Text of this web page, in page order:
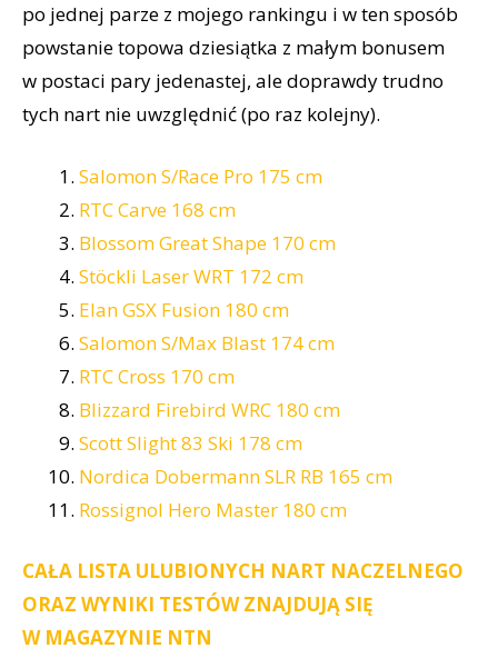
po jednej parze z mojego rankingu i w ten sposób
powstanie topowa dziesiątka z małym bonusem
w postaci pary jedenastej, ale doprawdy trudno
tych nart nie uwzględnić (po raz kolejny).
Salomon S/Race Pro 175 cm
RTC Carve 168 cm
Blossom Great Shape 170 cm
Stöckli Laser WRT 172 cm
Elan GSX Fusion 180 cm
Salomon S/Max Blast 174 cm
RTC Cross 170 cm
Blizzard Firebird WRC 180 cm
Scott Slight 83 Ski 178 cm
Nordica Dobermann SLR RB 165 cm
Rossignol Hero Master 180 cm
CAŁA LISTA ULUBIONYCH NART NACZELNEGO
ORAZ WYNIKI TESTÓW ZNAJDUJĄ SIĘ
W MAGAZYNIE NTN